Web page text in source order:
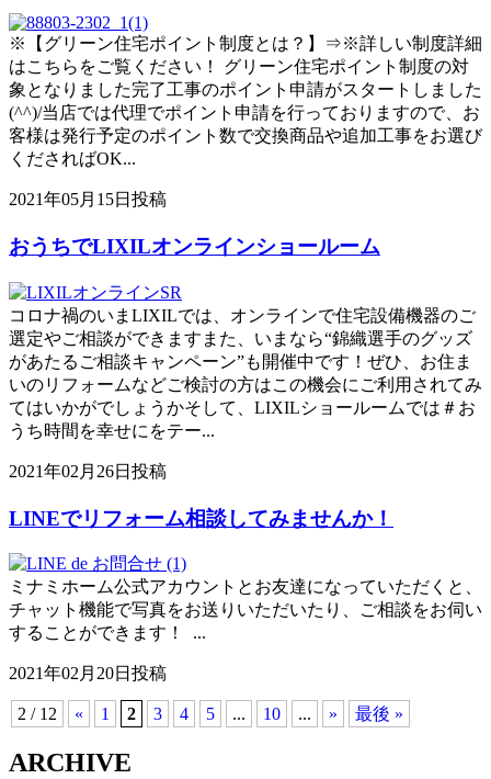
※【グリーン住宅ポイント制度とは？】⇒※詳しい制度詳細
はこちらをご覧ください！ グリーン住宅ポイント制度の対
象となりました完了工事のポイント申請がスタートしました
(^^)/当店では代理でポイント申請を行っておりますので、お
客様は発行予定のポイント数で交換商品や追加工事をお選び
くださればOK...
2021年05月15日投稿
おうちでLIXILオンラインショールーム
コロナ禍のいまLIXILでは、オンラインで住宅設備機器のご
選定やご相談ができますまた、いまなら“錦織選手のグッズ
があたるご相談キャンペーン”も開催中です！ぜひ、お住ま
いのリフォームなどご検討の方はこの機会にご利用されてみ
てはいかがでしょうかそして、LIXILショールームでは＃お
うち時間を幸せにをテー...
2021年02月26日投稿
LINEでリフォーム相談してみませんか！
ミナミホーム公式アカウントとお友達になっていただくと、
チャット機能で写真をお送りいただいたり、ご相談をお伺い
することができます！ ...
2021年02月20日投稿
2 / 12 « 1 2 3 4 5 ... 10 ... » 最後 »
ARCHIVE